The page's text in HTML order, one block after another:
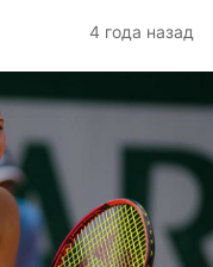
4 года назад